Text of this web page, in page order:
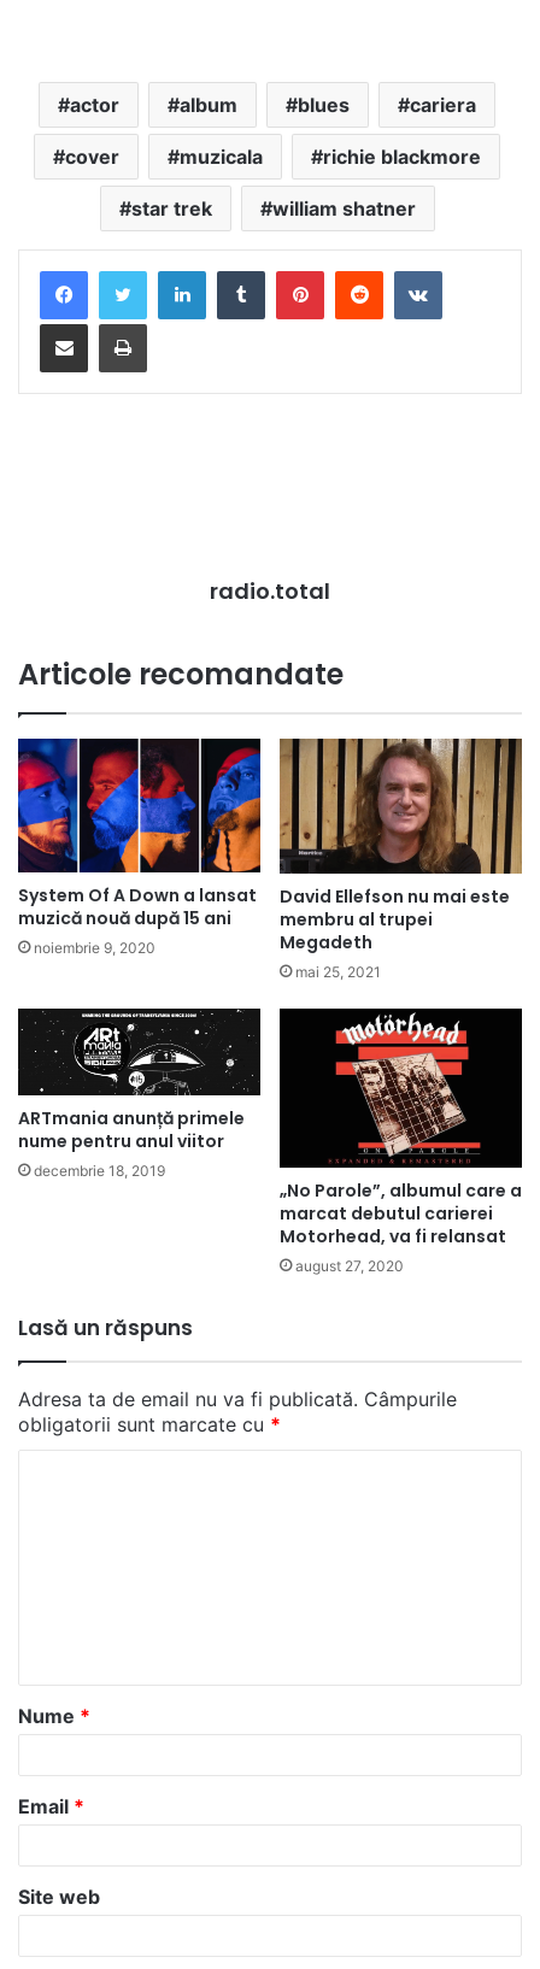
actor album blues cariera
cover muzicala richie blackmore
star trek william shatner
LinkedInTumblrPinterestRedditVKontakte
Distribuie prin mail Tipărește
radio.total
Articole recomandate
System Of A Down a lansat
muzică nouă după 15 ani
noiembrie 9, 2020
David Ellefson nu mai este
membru al trupei
Megadeth
mai 25, 2021
ARTmania anunță primele
nume pentru anul viitor
decembrie 18, 2019
„No Parole”, albumul care a
marcat debutul carierei
Motorhead, va fi relansat
august 27, 2020
Lasă un răspuns
Adresa ta de email nu va fi publicată. Câmpurile
obligatorii sunt marcate cu *
a
r
u
*
Nume *
Email *
Site web